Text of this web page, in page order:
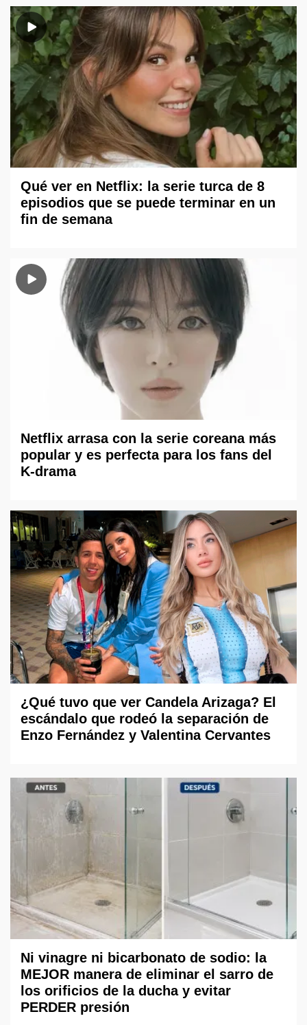
Qué ver en Netflix: la serie turca de 8
episodios que se puede terminar en un
fin de semana
Netflix arrasa con la serie coreana más
popular y es perfecta para los fans del
K-drama
¿Qué tuvo que ver Candela Arizaga? El
escándalo que rodeó la separación de
Enzo Fernández y Valentina Cervantes
Ni vinagre ni bicarbonato de sodio: la
MEJOR manera de eliminar el sarro de
los orificios de la ducha y evitar
PERDER presión